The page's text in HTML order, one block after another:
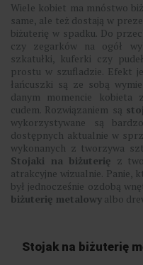
Wiele kobiet ma mnóstwo
same, ale też dostają w
biżuterię w spadku. Do
czy zegarków na ogół
szkatułki, kuferki czy
prostu w szufladzie. Efekt
łańcuszki są ze sobą
danym momencie kobieta
cudem. Rozwiązaniem są
wykorzystywane są
dostępnych aktualnie w
wykonanych z tworzywa
Stojaki na biżuterię z
atrakcyjne wizualnie. Panie,
był jednocześnie ozdobą
biżuterię metalowy albo
Stojak na biżuterię